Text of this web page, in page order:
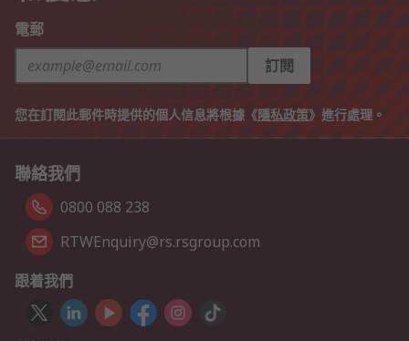
電郵
訂閱
您在訂閱此郵件時提供的個人信息將根據《隱私政策》進行處理。
聯絡我們
0800 088 238
RTWEnquiry@rs.rsgroup.com
跟着我們